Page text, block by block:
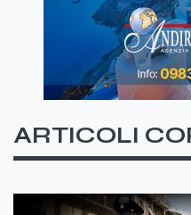
ARTICOLI